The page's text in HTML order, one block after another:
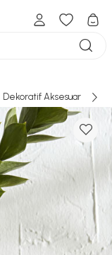
Dekoratif Aksesuar